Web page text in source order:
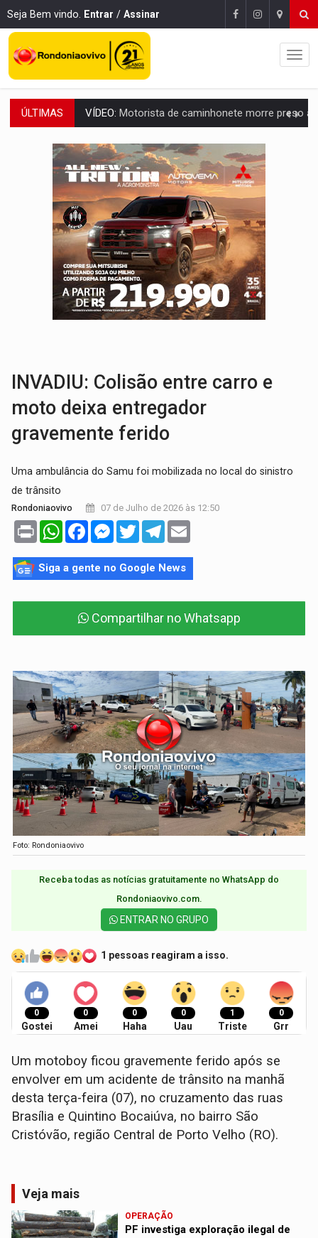
Seja Bem vindo. Entrar / Assinar
ÚLTIMAS LAZER:Seis lugares gratuitos para aproveitar o fim de semana
VÍDEO:FTICCO e Força Tática prendem membro do CV com arma e drogas
INCLUSÃO:Prefeitura fortalece parceria com a APAE para ampliar ações
DEFESA:Exército testa inovações no combate a drones durante
TEMAS SOCIOAMBIENTAIS:Em Itapuã do Oeste, CINEMAZÔNIA leva cinema
PREVISÃO:Interior de Rondônia terá sábado (8) de calor intenso
INFRAESTRUTURA:Após quase 30 anos de espera, asfalto chega ao
A ILHA:Coreografia de Rondônia estreia na programação do Festival de
INVADIU: ​Colisão entre carro e
moto deixa entregador
gravemente ferido
Uma ambulância do Samu foi mobilizada no local do sinistro
de trânsito
Rondoniaovivo 07 de Julho de 2026 às 12:50
Print WhatsAppFacebookMessenger
TwitterTelegram
Siga a gente no Google News
Compartilhar no Whatsapp
Foto: Rondoniaovivo
Receba todas as notícias gratuitamente no WhatsApp do
Rondoniaovivo.com.​
ENTRAR NO GRUPO
1 pessoas reagiram a isso.
0
Gostei
0
Amei
0
Haha
0
Uau
1
Triste
0
Grr
​Um motoboy ficou gravemente ferido após se
envolver em um acidente de trânsito na manhã
desta terça-feira (07), no cruzamento das ruas
Brasília e Quintino Bocaiúva, no bairro São
Cristóvão, região Central de Porto Velho (RO).
Veja mais
OPERAÇÃO
PF investiga exploração ilegal de